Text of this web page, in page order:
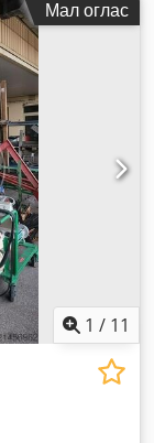
на контролер:
, Опрема:
Мал оглас
1 / 11